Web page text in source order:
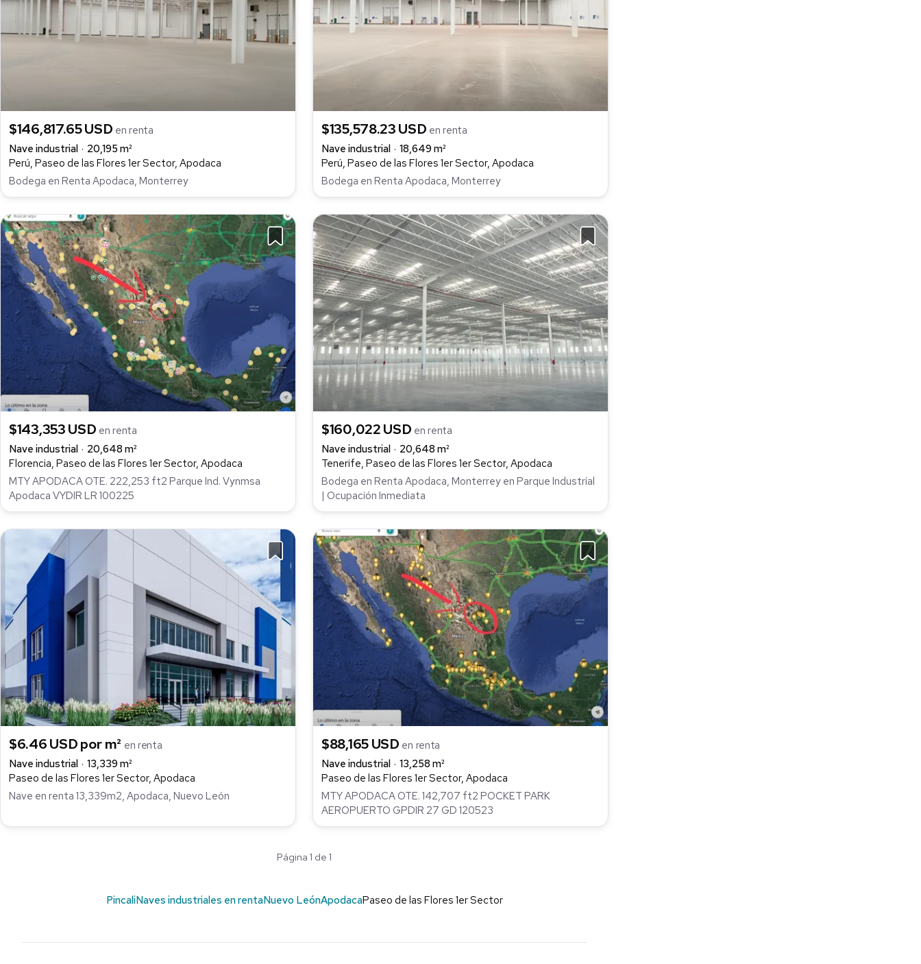
$146,817.65 USD en renta
Nave industrial
20,195 m²
Perú, Paseo de las Flores 1er Sector, Apodaca
Bodega en Renta Apodaca, Monterrey
$135,578.23 USD en renta
Nave industrial
18,649 m²
Perú, Paseo de las Flores 1er Sector, Apodaca
Bodega en Renta Apodaca, Monterrey
$143,353 USD en renta
Nave industrial
20,648 m²
Florencia, Paseo de las Flores 1er Sector, Apodaca
MTY APODACA OTE. 222,253 ft2 Parque Ind. Vynmsa
Apodaca VYDIR LR 100225
$160,022 USD en renta
Nave industrial
20,648 m²
Tenerife, Paseo de las Flores 1er Sector, Apodaca
Bodega en Renta Apodaca, Monterrey en Parque Industrial
| Ocupación Inmediata
$6.46 USD por m² en renta
Nave industrial
13,339 m²
Paseo de las Flores 1er Sector, Apodaca
Nave en renta 13,339m2, Apodaca, Nuevo León
$88,165 USD en renta
Nave industrial
13,258 m²
Paseo de las Flores 1er Sector, Apodaca
MTY APODACA OTE. 142,707 ft2 POCKET PARK
AEROPUERTO GPDIR 27 GD 120523
Página 1 de 1
PincaliNaves industriales en rentaNuevo LeónApodacaPaseo de las Flores 1er Sector